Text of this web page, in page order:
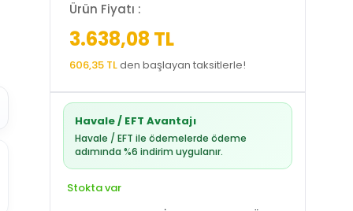
Ürün Fiyatı :
3.638,08 TL
606,35 TLden başlayan taksitlerle!
Havale / EFT Avantajı
Havale / EFT ile ödemelerde ödeme
adımında %6 indirim uygulanır.
Stokta var